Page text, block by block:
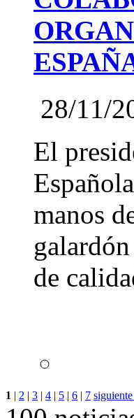
28/11/
El
manos
de
1 | 2 | 3 | 4 | 5 | 6 | 7